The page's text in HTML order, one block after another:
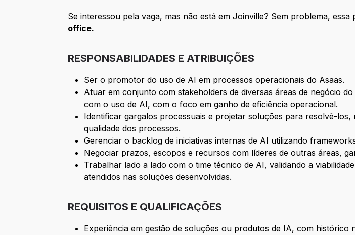
Se interessou pela vaga, mas não está em Joinville? Sem problema,
office.
RESPONSABILIDADES E ATRIBUIÇÕES
Ser o promotor do uso de AI em processos operacionais do Asaas.
Atuar em conjunto com stakeholders de diversas áreas de negócio
com o uso de AI, com o foco em ganho de eficiência operacional.
Identificar gargalos processuais e projetar soluções para resolvê-
qualidade dos processos.
Gerenciar o backlog de iniciativas internas de AI utilizando
Negociar prazos, escopos e recursos com líderes de outras áreas,
Trabalhar lado a lado com o time técnico de AI, validando a
atendidos nas soluções desenvolvidas.
REQUISITOS E QUALIFICAÇÕES
Experiência em gestão de soluções ou produtos de IA, com